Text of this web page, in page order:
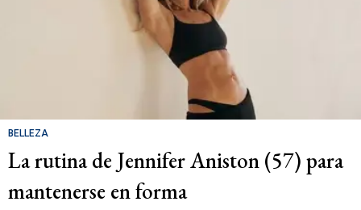
BELLEZA
La rutina de Jennifer Aniston (57) para
mantenerse en forma